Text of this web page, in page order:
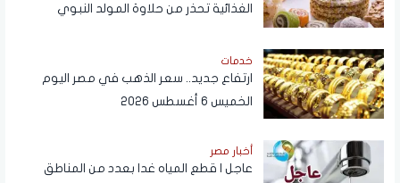
الغذائية تحذر من حلاوة المولد النبوي
خدمات
ارتفاع جديد.. سعر الذهب في مصر اليوم
الخميس 6 أغسطس 2026
أخبار مصر
عاجل | قطع المياه غدا بعدد من المناطق